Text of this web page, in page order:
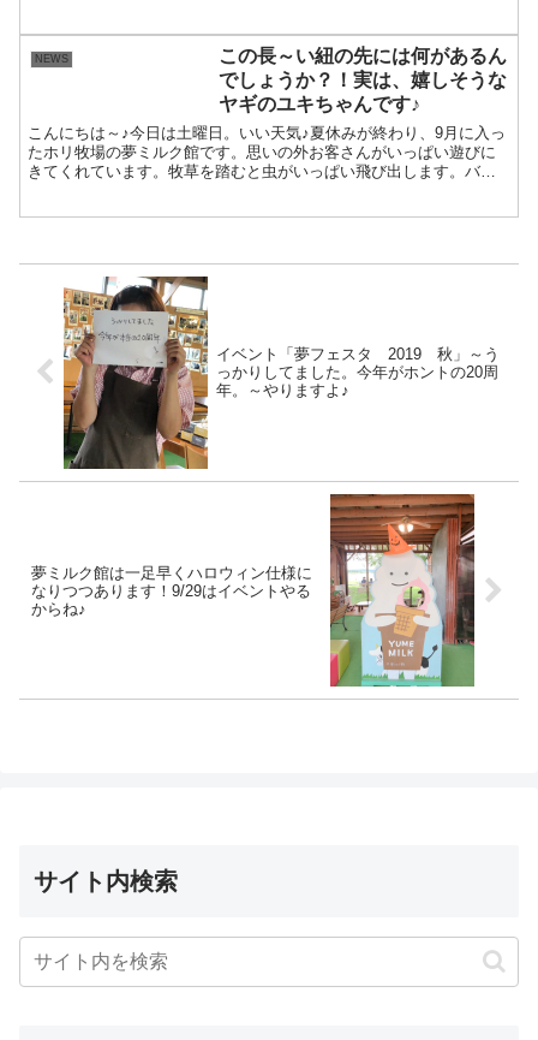
NEWS
この長～い紐の先には何があるん
でしょうか？！実は、嬉しそうな
ヤギのユキちゃんです♪
こんにちは～♪今日は土曜日。いい天気♪夏休みが終わり、9月に入っ
たホリ牧場の夢ミルク館です。思いの外お客さんがいっぱい遊びに
きてくれています。牧草を踏むと虫がいっぱい飛び出します。バッ
イベント「夢フェスタ 2019 秋」～う
っかりしてました。今年がホントの20周
年。～やりますよ♪
夢ミルク館は一足早くハロウィン仕様に
なりつつあります！9/29はイベントやる
からね♪
サイト内検索